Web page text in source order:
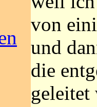
von
und
die
geleitet